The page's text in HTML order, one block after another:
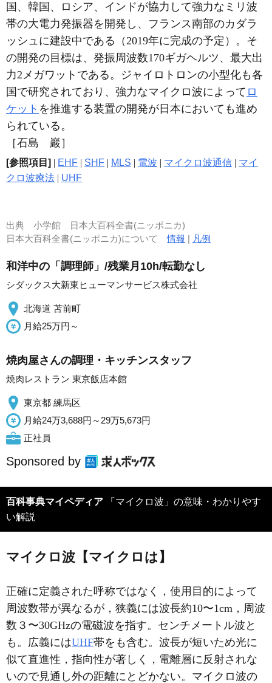
国、韓国、ロシア、インドが協力して強力なミリ波
帯の大電力発振器を開発し、フランス南部のカダラ
ッシュに建設中である（2019年に完成の予定）。そ
の開発の目標は、発振周波数170ギガヘルツ、最大出
力2メガワットである。ジャイロトロンの小型化も各
国で研究されており、強力なマイクロ波によって ロ
ケット を推進する装置の開発が日本においても進め
られている。
［石島 巖］
[参照項目] | EHF | SHF | MLS | 電波 | マイクロ波通信 | マイ
クロ波療法 | UHF
出典 小学館 日本大百科全書(ニッポニカ)
日本大百科全書(ニッポニカ)について情報 | 凡例
和洋中の「調理師」/残業月10h/転勤なし
シダックス大新東ヒューマンサービス株式会社
北海道 苫前町
月給25万円～
焼肉屋さんの調理・キッチンスタッフ
焼肉レストラン 東京飯店本館
東京都 練馬区
月給24万3,688円～29万5,673円
正社員
Sponsored by
百科事典マイペディア 「マイクロ波」の意味・わかりやす
い解説
マイクロ波【マイクロは】
正確に定義された呼称ではなく，使用目的によって
周波数帯が異なるが，狭義には波長約10〜1cm，周波
数３〜30GHzの電磁波を指す。センチメートル波と
も。広義にはUHF帯をも含む。波長が短いため光に
似て直進性，指向性が著しく，電離層に反射されな
いので見通し外の距離にとどかない。マイクロ波の